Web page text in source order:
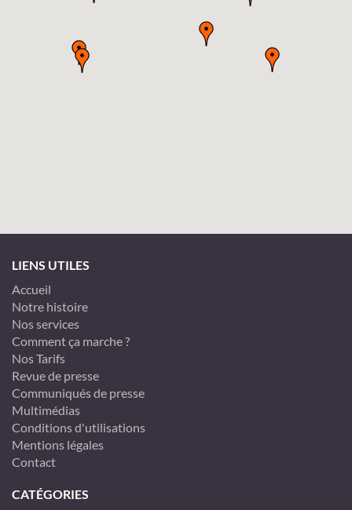
LIENS UTILES
Accueil
Notre histoire
Nos services
Comment ça marche ?
Nos Tarifs
Revue de presse
Communiqués de presse
Multimédias
Conditions d'utilisations
Mentions légales
Contact
CATÉGORIES